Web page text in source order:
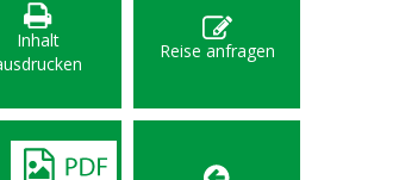
Inhalt
Reise anfragen